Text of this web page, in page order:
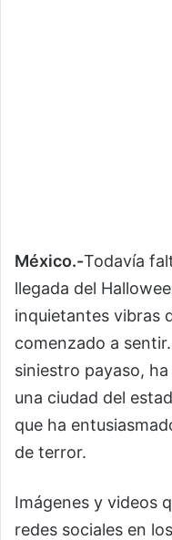
México.-Todavía
llegada del
inquietantes vibras
comenzado a
siniestro payaso,
una ciudad del
que ha
de terror.
Imágenes y videos
redes sociales en